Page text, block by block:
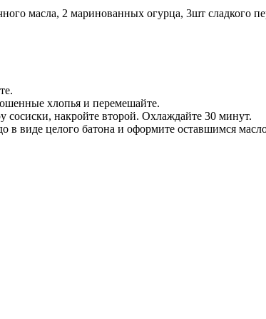
масла, 2 маринованных огурца, 3шт сладкого
хлопья и перемешайте.
накройте второй. Охлаждайте 30 минут.
виде целого батона и оформите оставшимся